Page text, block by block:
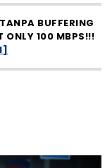
TANPA BUFFERING
ONLY 100 MBPS!!!